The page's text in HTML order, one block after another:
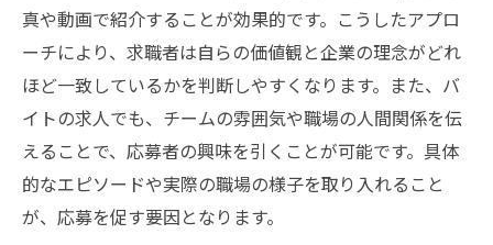
データ分析ツールで採用活動を最適化
モバイル対応の応募プラットフォームの導
入
チャットボットで応募者とのコミュニケー
ションを円滑に
クラウドシステムで応募情報を一元管理
求職者を魅了するための求人情報の最適化戦略
真や動画で紹介することが効果的です。こうしたアプロ
ーチにより、求職者は自らの価値観と企業の理念がどれ
ほど一致しているかを判断しやすくなります。また、バ
イトの求人でも、チームの雰囲気や職場の人間関係を伝
えることで、応募者の興味を引くことが可能です。具体
的なエピソードや実際の職場の様子を取り入れること
が、応募を促す要因となります。